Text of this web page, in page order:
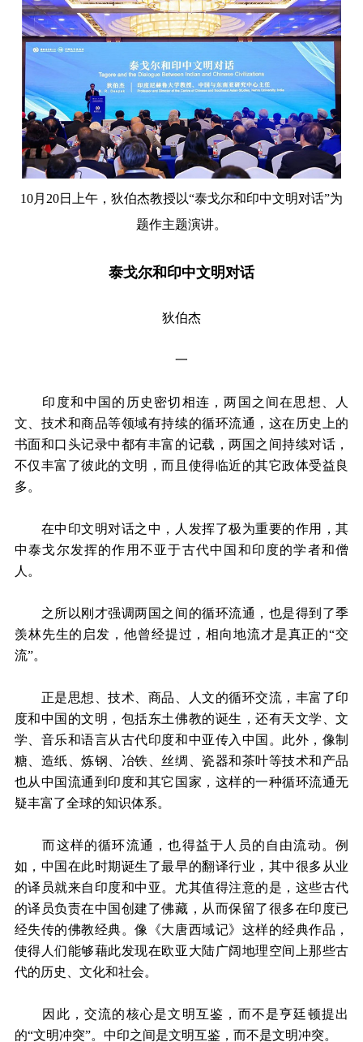
10月20日上午，狄伯杰教授以“泰戈尔和印中文明对话”为
题作主题演讲。
泰戈尔和印中文明对话
狄伯杰
一
印度和中国的历史密切相连，两国之间在思想、人
文、技术和商品等领域有持续的循环流通，这在历史上的
书面和口头记录中都有丰富的记载，两国之间持续对话，
不仅丰富了彼此的文明，而且使得临近的其它政体受益良
多。
在中印文明对话之中，人发挥了极为重要的作用，其
中泰戈尔发挥的作用不亚于古代中国和印度的学者和僧
人。
之所以刚才强调两国之间的循环流通，也是得到了季
羡林先生的启发，他曾经提过，相向地流才是真正的“交
流”。
正是思想、技术、商品、人文的循环交流，丰富了印
度和中国的文明，包括东土佛教的诞生，还有天文学、文
学、音乐和语言从古代印度和中亚传入中国。此外，像制
糖、造纸、炼钢、冶铁、丝绸、瓷器和茶叶等技术和产品
也从中国流通到印度和其它国家，这样的一种循环流通无
疑丰富了全球的知识体系。
而这样的循环流通，也得益于人员的自由流动。例
如，中国在此时期诞生了最早的翻译行业，其中很多从业
的译员就来自印度和中亚。尤其值得注意的是，这些古代
的译员负责在中国创建了佛藏，从而保留了很多在印度已
经失传的佛教经典。像《大唐西域记》这样的经典作品，
使得人们能够藉此发现在欧亚大陆广阔地理空间上那些古
代的历史、文化和社会。
因此，交流的核心是文明互鉴，而不是亨廷顿提出
的“文明冲突”。中印之间是文明互鉴，而不是文明冲突。